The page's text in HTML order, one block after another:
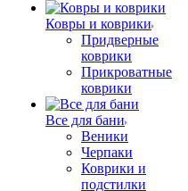
Ковры и коврики
Придверные
коврики
Прикроватные
коврики
Все для бани
Веники
Черпаки
Коврики и
подстилки